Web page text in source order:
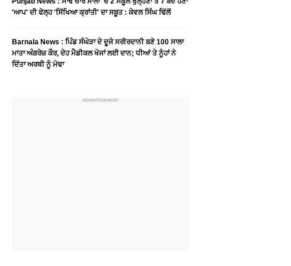
'ਆਪ' ਦੀ ਫੇਲ੍ਹ 'ਸਿੱਖਿਆ ਕ੍ਰਾਂਤੀ' ਦਾ ਸਬੂਤ : ਕੇਵਲ ਸਿੰਘ ਢਿੱਲੋਂ
Barnala News : ਪਿੰਡ ਸੰਘੇੜਾ ਦੇ ਦੂਜੇ ਸਰੀਰਦਾਨੀ ਬਣੇ 100 ਸਾਲਾ
ਮਾਤਾ ਅੰਗਰੇਜ਼ ਕੌਰ, ਦੇਹ ਮੈਡੀਕਲ ਖੋਜਾਂ ਲਈ ਦਾਨ; ਧੀਆਂ ਤੇ ਨੂੰਹਾਂ ਨੇ
ਦਿੱਤਾ ਅਰਥੀ ਨੂੰ ਮੋਢਾ